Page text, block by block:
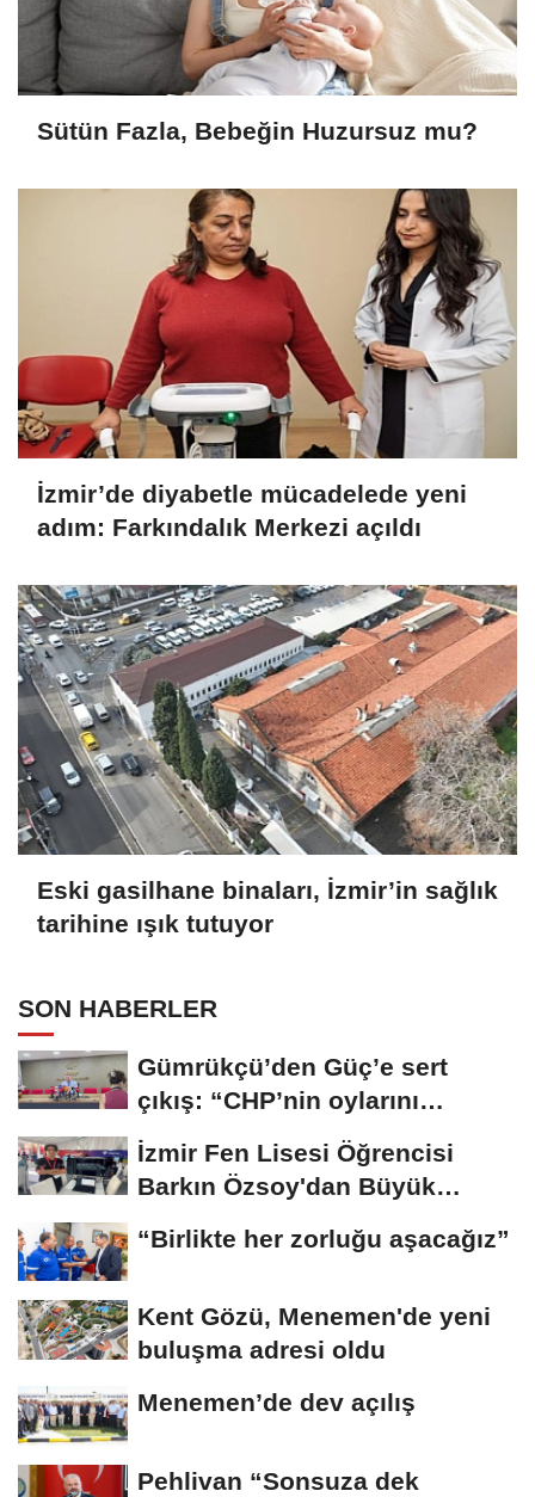
Sütün Fazla, Bebeğin Huzursuz mu?
İzmir’de diyabetle mücadelede yeni
adım: Farkındalık Merkezi açıldı
Eski gasilhane binaları, İzmir’in sağlık
tarihine ışık tutuyor
SON HABERLER
Gümrükçü’den Güç’e sert
çıkış: “CHP’nin oylarını
cebine...
İzmir Fen Lisesi Öğrencisi
Barkın Özsoy'dan Büyük
“Birlikte her zorluğu aşacağız”
Kent Gözü, Menemen'de yeni
buluşma adresi oldu
Menemen’de dev açılış
Pehlivan “Sonsuza dek